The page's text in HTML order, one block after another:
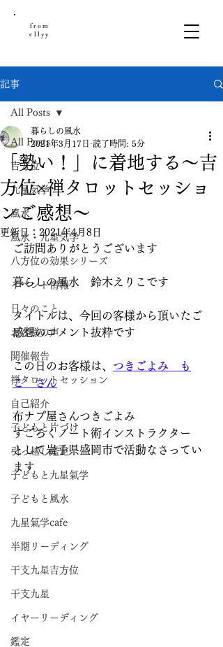
from
ellyy
記事
All Posts
吉方位
九星気学
風水
風水・九星気学
八方位の効果シリーズ
イベント情報
日々のこと
お客様の声
開催報告
禅タロットセッション
自己紹介
子どもと片づけ
引っ越し鑑定
子どもと九星氣学
子どもと風水
九星氣学cafe
半期リーディング
干支九星吉方位
干支九星
イヤーリーディング
鑑定
All Posts
「勢い！」に着地する～吉
方位×禅タロットセッショ
ンご感想～
暮らしの風水
2021年3月17日 読了時間: 5分
更新日： 2021年4月8日
ご訪問ありがとうございます
暮らしの風水　鈴木えりこです
タイトルは、今回の客様から頂いたご
感想のコメント抜粋です
この日のお客様は、 つきごよみ　も
こ　さん
布ナプ屋さんつきごよみ
すごろくノート術インストラクター
として岩手県盛岡市で活動なさってい
ます